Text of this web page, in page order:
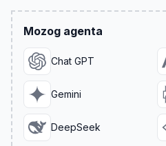
Mozog agenta
Chat GPT
Gemini
DeepSeek